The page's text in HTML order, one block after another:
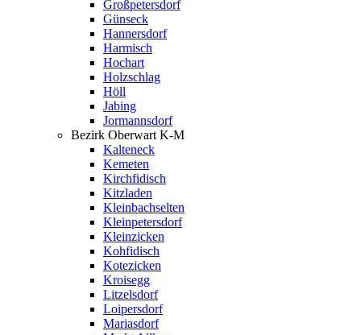
Großpetersdorf
Günseck
Hannersdorf
Harmisch
Hochart
Holzschlag
Höll
Jabing
Jormannsdorf
Bezirk Oberwart K-M
Kalteneck
Kemeten
Kirchfidisch
Kitzladen
Kleinbachselten
Kleinpetersdorf
Kleinzicken
Kohfidisch
Kotezicken
Kroisegg
Litzelsdorf
Loipersdorf
Mariasdorf